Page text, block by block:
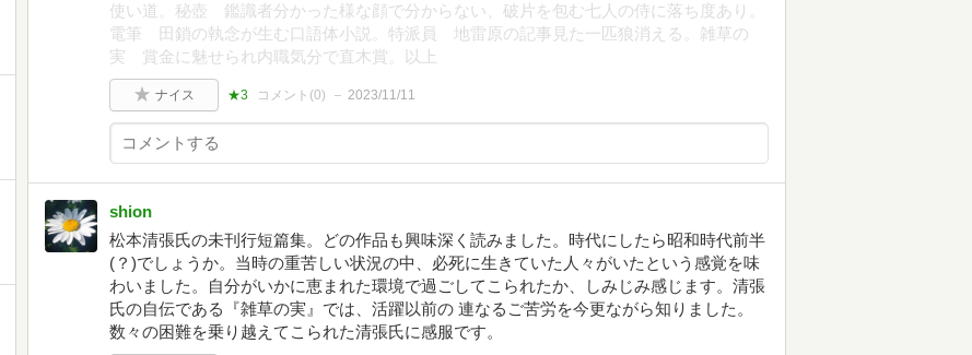
使い道。秘壺 鑑識者分かった様な顔で分からない、破片を包む七人の侍に落ち度あり。
電筆 田鎖の執念が生む口語体小説。特派員 地雷原の記事見た一匹狼消える。雑草の
実 賞金に魅せられ内職気分で直木賞。以上
ナイス ★3 コメント(0) 2023/11/11
shion
松本清張氏の未刊行短篇集。どの作品も興味深く読みました。時代にしたら昭和時代前半
(？)でしょうか。当時の重苦しい状況の中、必死に生きていた人々がいたという感覚を味
わいました。自分がいかに恵まれた環境で過ごしてこられたか、しみじみ感じます。清張
氏の自伝である『雑草の実』では、活躍以前の 連なるご苦労を今更ながら知りました。
数々の困難を乗り越えてこられた清張氏に感服です。